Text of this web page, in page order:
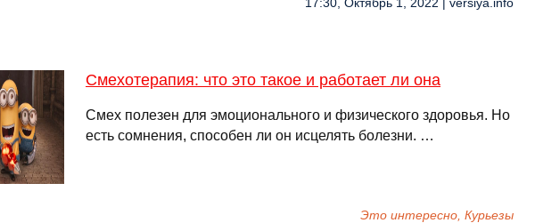
17:30, Октябрь 1, 2022 | versiya.info
Смехотерапия: что это такое и работает ли она
Смех полезен для эмоционального и физического здоровья. Но
есть сомнения, способен ли он исцелять болезни. …
Это интересно, Курьезы